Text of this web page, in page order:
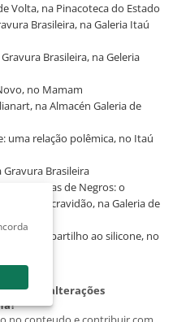
Volta, na Pinacoteca do Estado
Brasileira, na Galeria Itaú
Brasileira, na Geleria
no Mamam
na Almacén Galeria de
uma relação polêmica, no Itaú
Gravura Brasileira
Memórias de Negros: o
da escravidão, na Galeria de
do espartilho ao silicone, no
ou alterações